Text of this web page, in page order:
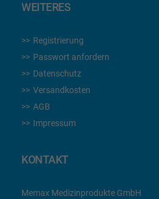
WEITERES
Registrierung
Passwort anfordern
Datenschutz
Versandkosten
AGB
Impressum
KONTAKT
Memax Medizinprodukte GmbH